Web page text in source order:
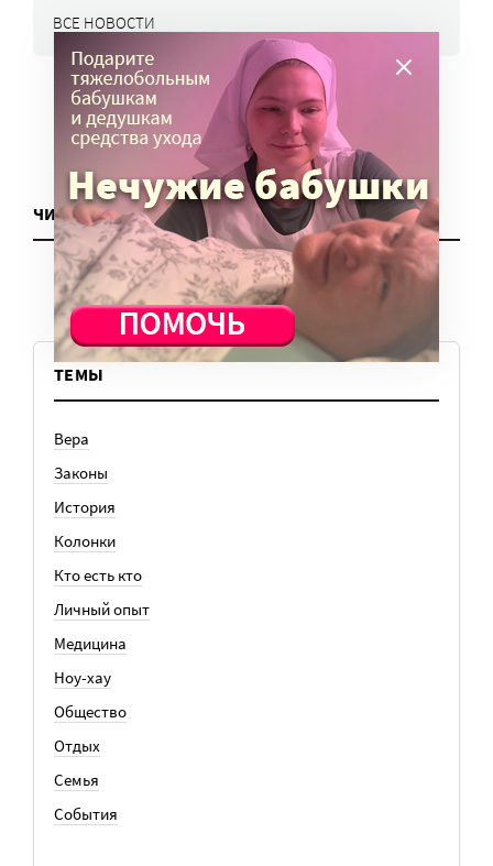
ВСЕ НОВОСТИ
ЧИТАТЬ ЕЩЕ
ТЕМЫ
Вера
Законы
История
Колонки
Кто есть кто
Личный опыт
Медицина
Ноу-хау
Общество
Отдых
Семья
События